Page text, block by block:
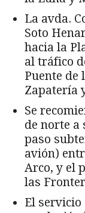
La avda.
Soto
hacia la
al tráfico
Puente de
Zapatería
Se
de norte a
paso
avión)
Arco, y el
las
El servicio